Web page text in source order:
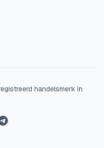
handelsmerk in